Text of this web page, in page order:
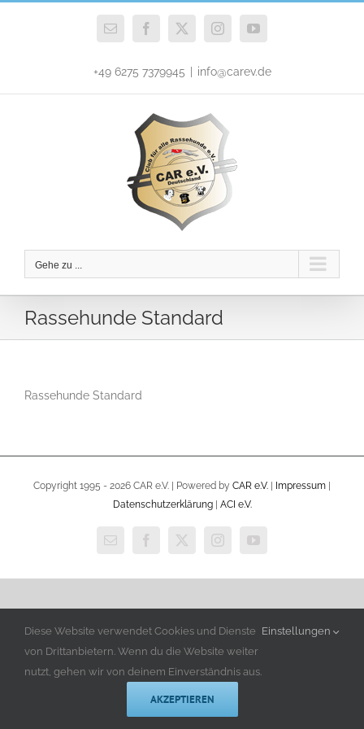
E-
Facebook
X InstagramYouTube
+49 6275 7379945 info@carev.de
Gehe zu ...
Rassehunde Standard
Rassehunde Standard
Copyright 1995 - 2026 CAR e.V. | Powered by CAR e.V. | Impressum |
Datenschutzerklärung| ACI e.V.
E-
Facebook
X InstagramYouTube
Diese Website verwendet Cookies und Dienste
von Drittanbietern. Wenn du die Website weiter
nutzt, gehen wir von deinem Einverständnis aus.
Einstellungen
AKZEPTIEREN